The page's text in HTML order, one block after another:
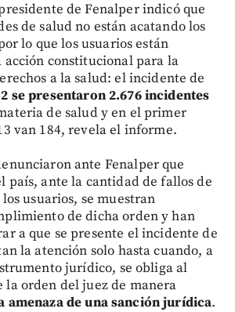
de Fenalper indicó que
de salud no están acatando los
lo que los usuarios están
acción constitucional para la
a la salud: el incidente de
se presentaron 2.676 incidentes
de salud y en el primer
van 184, revela el informe.
ante Fenalper que
país, ante la cantidad de fallos de
usuarios, se muestran
de dicha orden y han
a que se presente el incidente de
la atención solo hasta cuando, a
jurídico, se obliga al
orden del juez de manera
amenaza de una sanción jurídica.